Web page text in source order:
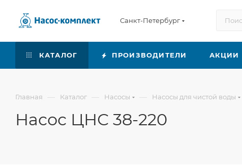
Санкт-Петербург
КАТАЛОГ ПРОИЗВОДИТЕЛИ АКЦИИ
Главная — Каталог — Насосы — Насосы для чистой воды
Насос ЦНС 38-220